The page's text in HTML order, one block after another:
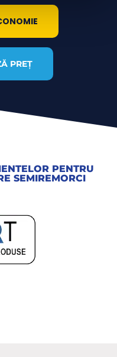
PREȚ
PENTRU
SEMIREMORCI